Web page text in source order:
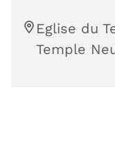
Eglise du
Temple